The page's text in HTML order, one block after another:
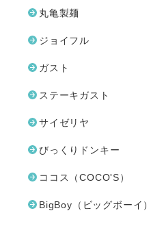
丸亀製麺
ジョイフル
ガスト
ステーキガスト
サイゼリヤ
びっくりドンキー
ココス（COCO'S）
BigBoy（ビッグボーイ）